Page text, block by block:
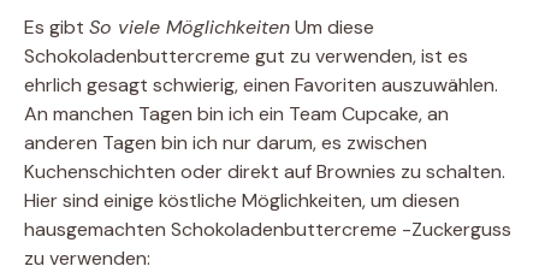
Es gibt So viele MöglichkeitenUm diese
Schokoladenbuttercreme gut zu verwenden, ist es
ehrlich gesagt schwierig, einen Favoriten auszuwählen.
An manchen Tagen bin ich ein Team Cupcake, an
anderen Tagen bin ich nur darum, es zwischen
Kuchenschichten oder direkt auf Brownies zu schalten.
Hier sind einige köstliche Möglichkeiten, um diesen
hausgemachten Schokoladenbuttercreme -Zuckerguss
zu verwenden: